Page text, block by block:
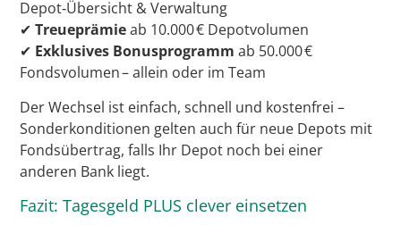
Depot‑Übersicht & Verwaltung
✔Treueprämieab 10.000 € Depotvolumen
✔ Exklusives Bonusprogramm ab 50.000 €
Fondsvolumen – allein oder im Team
Der Wechsel ist einfach, schnell und kostenfrei –
Sonderkonditionen gelten auch für neue Depots mit
Fondsübertrag, falls Ihr Depot noch bei einer
anderen Bank liegt.
Fazit: Tagesgeld PLUS clever einsetzen